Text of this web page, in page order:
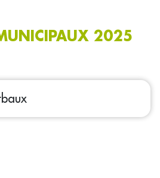
2025